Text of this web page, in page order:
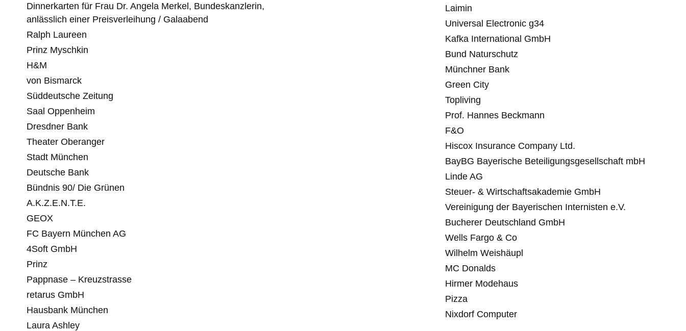
Dinnerkarten für Frau Dr. Angela Merkel, Bundeskanzlerin,
anlässlich einer Preisverleihung / Galaabend
Ralph Laureen
Prinz Myschkin
H&M
von Bismarck
Süddeutsche Zeitung
Saal Oppenheim
Dresdner Bank
Theater Oberanger
Stadt München
Deutsche Bank
Bündnis 90/ Die Grünen
A.K.Z.E.N.T.E.
GEOX
FC Bayern München AG
4Soft GmbH
Prinz
Pappnase – Kreuzstrasse
retarus GmbH
Hausbank München
Laura Ashley
Laimin
Universal Electronic g34
Kafka International GmbH
Bund Naturschutz
Münchner Bank
Green City
Topliving
Prof. Hannes Beckmann
F&O
Hiscox Insurance Company Ltd.
BayBG Bayerische Beteiligungsgesellschaft mbH
Linde AG
Steuer- & Wirtschaftsakademie GmbH
Vereinigung der Bayerischen Internisten e.V.
Bucherer Deutschland GmbH
Wells Fargo & Co
Wilhelm Weishäupl
MC Donalds
Hirmer Modehaus
Pizza
Nixdorf Computer